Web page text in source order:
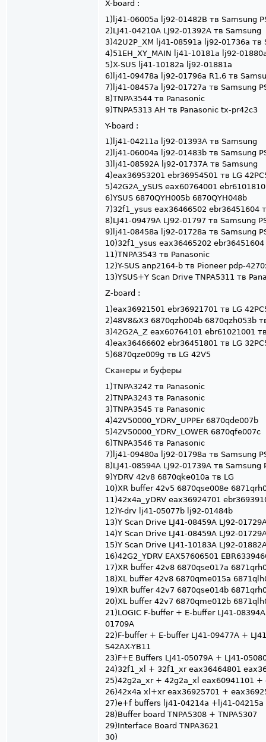
X-board :
1)lj41-06005a lj92-01482B тв Samsung
2)LJ41-04210A LJ92-01392A тв Samsung
3)42U2P_XM lj41-08591a lj92-01736a тв
4)51EH_XY_MAIN lj41-10181a lj92-
5)X-SUS lj41-10182a lj92-01881a
6)lj41-09478a lj92-01796a R1.6 тв
7)lj41-08457a lj92-01727a тв Samsung
8)TNPA3544 тв Panasonic
9)TNPA5313 AH тв Panasonic tx-pr42c3
Y-board :
1)lj41-04211a lj92-01393A тв Samsung
2)lj41-06004a lj92-01483b тв Samsung
3)lj41-08592A lj92-01737A тв Samsung
4)eax36953201 ebr36954501 тв LG
5)42G2A_ySUS eax60764001
6)YSUS 6870QYH005b 6870QYH048b
7)32f1_ysus eax36466502 ebr36451604
8)LJ41-09479A LJ92-01797 тв Samsung
9)lj41-08458a lj92-01728a тв Samsung
10)32f1_ysus eax36465202 ebr36451604
11)TNPA3543 тв Panasonic
12)Y-SUS anp2164-b тв Pioneer pdp-
13)YSUS+Y Scan Drive TNPA5311 тв
Z-board :
1)eax36921501 ebr36921701 тв LG
2)48V8&X3 6870qzh004b 6870qzh053b
3)42G2A_Z eax60764101 ebr61021001
4)eax36466602 ebr36451801 тв LG
5)6870qze009g тв LG 42V5
Сканеры и буферы
1)TNPA3242 тв Panasonic
2)TNPA3243 тв Panasonic
3)TNPA3545 тв Panasonic
4)42V50000_YDRV_UPPEr 6870qde007b
5)42V50000_YDRV_LOWER 6870qfe007c
6)TNPA3546 тв Panasonic
7)lj41-09480a lj92-01798a тв Samsung
8)LJ41-08594A LJ92-01739A тв Samsung
9)YDRV 42v8 6870qke010a тв LG
10)XR buffer 42v5 6870qse008e
11)42x4a_yDRV eax36924701
12)Y-drv lj41-05077b lj92-01484b
13)Y Scan Drive LJ41-08459A LJ92-
14)Y Scan Drive LJ41-08459A LJ92-
15)Y Scan Drive LJ41-10183A LJ92-
16)42G2_YDRV EAX57606501
17)XR buffer 42v8 6870qse017a
18)XL buffer 42v8 6870qme015a
19)XR buffer 42v7 6870qse014b
20)XL buffer 42v7 6870qme012b
21)LOGIC F-buffer + E-buffer LJ41-
01709A
22)F-buffer + E-buffer LJ41-09477A +
S42AX-YB11
23)F+E Buffers LJ41-05079A + LJ41-
24)32f1_xl + 32f1_xr eax36464801
25)42g2a_xr + 42g2a_xl eax60941101 +
26)42x4a xl+xr eax36925701 +
27)e+f buffers lj41-04214a +lj41-
28)Buffer board TNPA5308 + TNPA5307
29)Interface Board TNPA3621
30)